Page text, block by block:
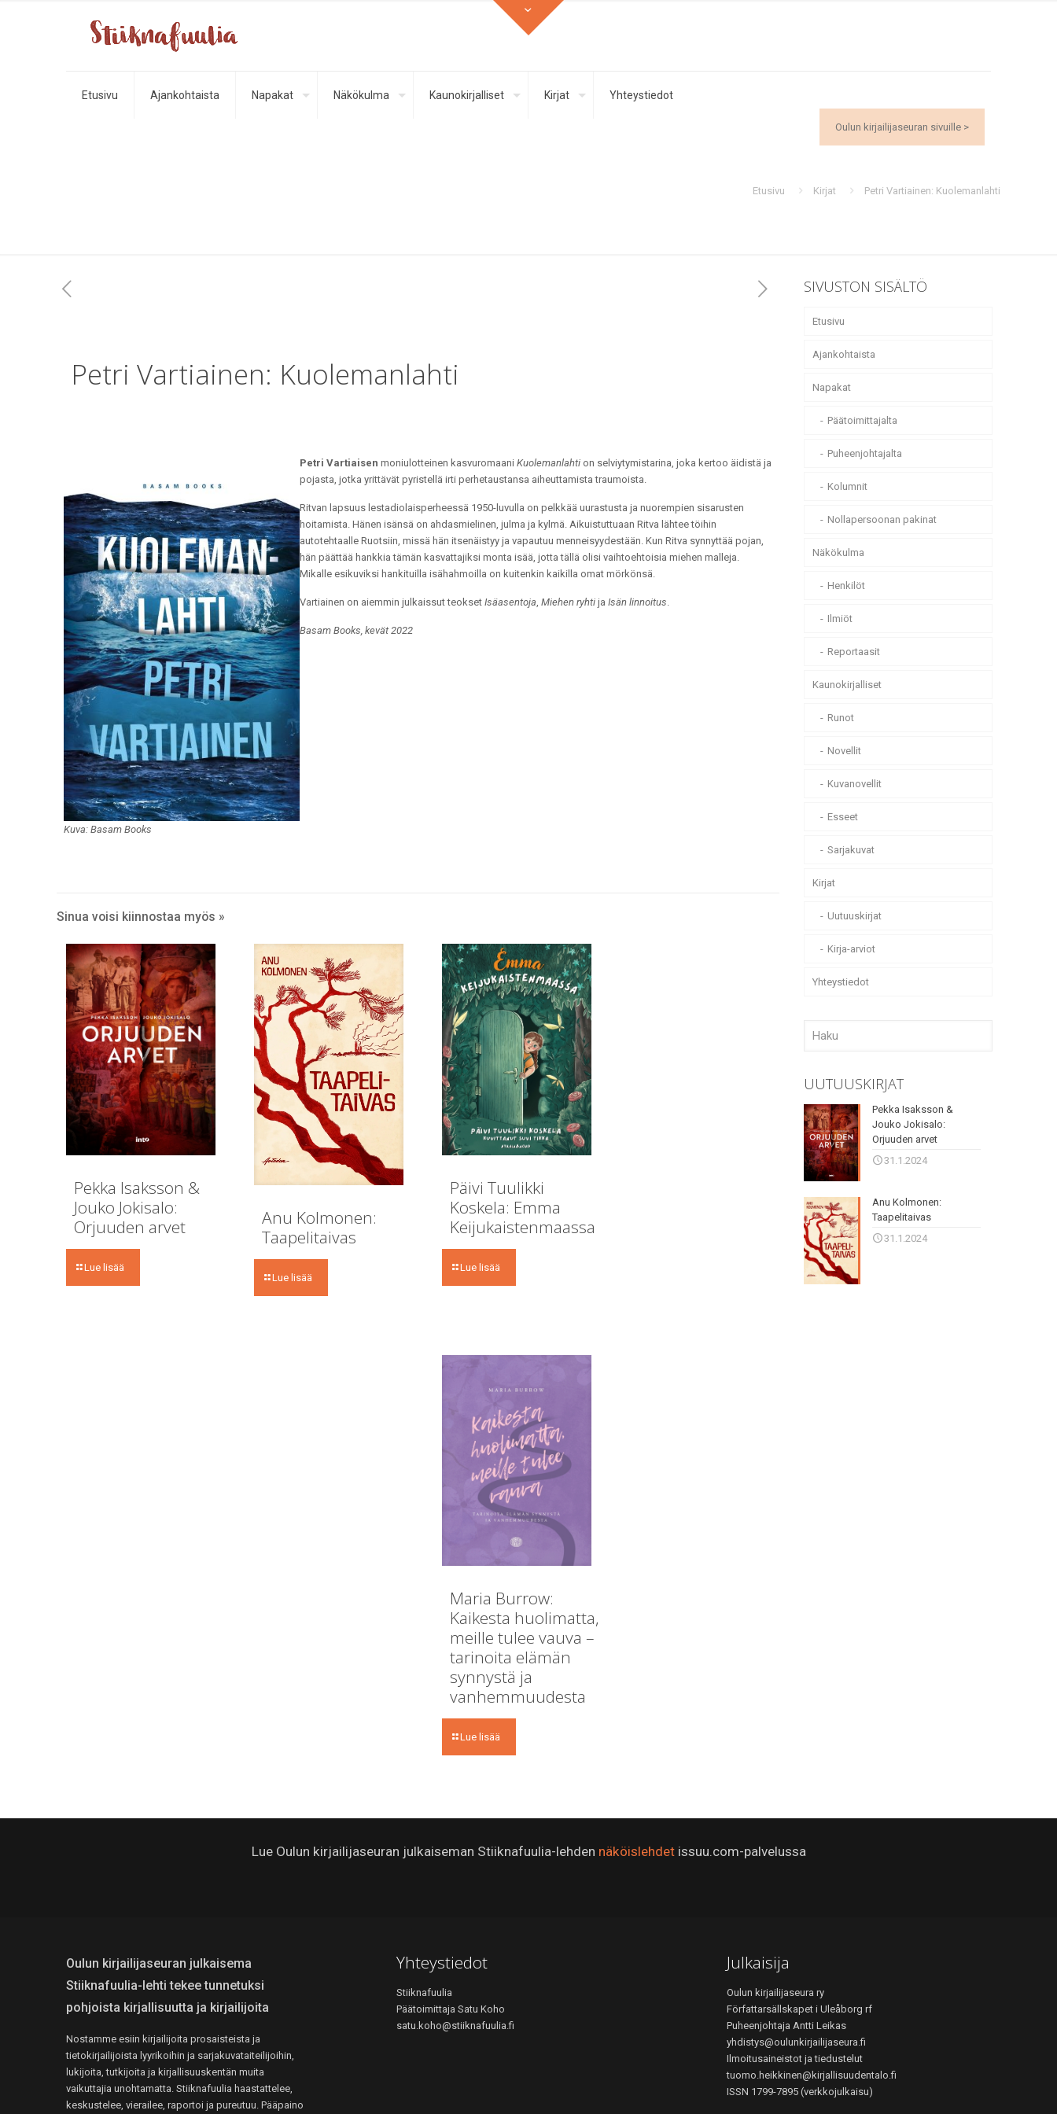
Etusivu Ajankohtaista Napakat Näkökulma Kaunokirjalliset Kirjat Yhteystiedot
Oulun kirjailijaseuran sivuille >
Etusivu Kirjat Petri Vartiainen: Kuolemanlahti
Petri Vartiainen: Kuolemanlahti
Kuva: Basam Books
Petri Vartiaisen moniulotteinen kasvuromaaniKuolemanlahti on selviytymistarina, joka kertoo äidistä ja
pojasta, jotka yrittävät pyristellä irti perhetaustansa aiheuttamista traumoista.
Ritvan lapsuus lestadiolaisperheessä 1950-luvulla on pelkkää uurastusta ja nuorempien sisarusten
hoitamista. Hänen isänsä on ahdasmielinen, julma ja kylmä. Aikuistuttuaan Ritva lähtee töihin
autotehtaalle Ruotsiin, missä hän itsenäistyy ja vapautuu menneisyydestään. Kun Ritva synnyttää pojan,
hän päättää hankkia tämän kasvattajiksi monta isää, jotta tällä olisi vaihtoehtoisia miehen malleja.
Mikalle esikuviksi hankituilla isähahmoilla on kuitenkin kaikilla omat mörkönsä.
Vartiainen on aiemmin julkaissut teoksetIsäasentoja,Miehen ryhti jaIsän linnoitus.
Basam Books, kevät 2022
Sinua voisi kiinnostaa myös »
Pekka Isaksson &
Jouko Jokisalo:
Orjuuden arvet
Lue lisää
Anu Kolmonen:
Taapelitaivas
Lue lisää
Päivi Tuulikki
Koskela: Emma
Keijukaistenmaassa
Lue lisää
Maria Burrow:
Kaikesta huolimatta,
meille tulee vauva –
tarinoita elämän
synnystä ja
vanhemmuudesta
Lue lisää
SIVUSTON SISÄLTÖ
Etusivu
Ajankohtaista
Napakat
Päätoimittajalta
Puheenjohtajalta
Kolumnit
Nollapersoonan pakinat
Näkökulma
Henkilöt
Ilmiöt
Reportaasit
Kaunokirjalliset
Runot
Novellit
Kuvanovellit
Esseet
Sarjakuvat
Kirjat
Uutuuskirjat
Kirja-arviot
Yhteystiedot
UUTUUSKIRJAT
Pekka Isaksson &
Jouko Jokisalo:
Orjuuden arvet
31.1.2024
Anu Kolmonen:
Taapelitaivas
31.1.2024
Lue Oulun kirjailijaseuran julkaiseman Stiiknafuulia-lehden näköislehdetissuu.com-palvelussa
Oulun kirjailijaseuran julkaisema
Stiiknafuulia-lehti tekee tunnetuksi
pohjoista kirjallisuutta ja kirjailijoita
Nostamme esiin kirjailijoita prosaisteista ja
tietokirjailijoista lyyrikoihin ja sarjakuvataiteilijoihin,
lukijoita, tutkijoita ja kirjallisuuskentän muita
vaikuttajia unohtamatta. Stiiknafuulia haastattelee,
keskustelee, vierailee, raportoi ja pureutuu. Pääpaino
Yhteystiedot
Stiiknafuulia
Päätoimittaja Satu Koho
satu.koho@stiiknafuulia.fi
Julkaisija
Oulun kirjailijaseura ry
Författarsällskapet i Uleåborg rf
Puheenjohtaja Antti Leikas
yhdistys@oulunkirjailijaseura.fi
Ilmoitusaineistot ja tiedustelut
tuomo.heikkinen@kirjallisuudentalo.fi
ISSN 1799-7895 (verkkojulkaisu)